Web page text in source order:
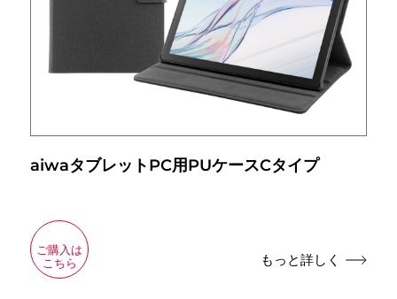
aiwaタブレットPC用PUケースCタイプ
ご購入は
こちら
もっと詳しく